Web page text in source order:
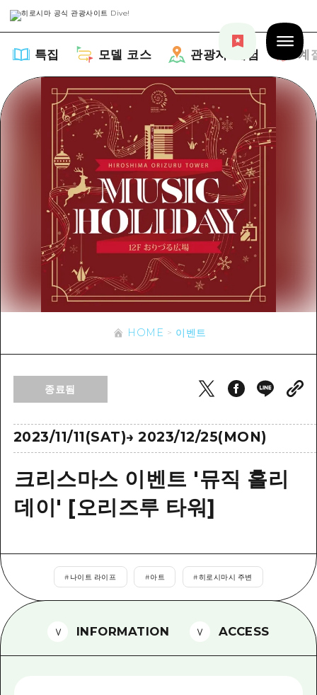
특집 모델 코스 관광지・체험 계
특집
목록
추천
아트
이벤트/축제
음식/술
사이클링
나이트 라이프
세계유산
배움과 체험
기준
치유
모델 코스
목록
Dive! Hiroshima 공식 가이드
Hiroshima Moshimo Travel
아키(安芸)
빈고(備後)
게이호쿠(芸北)
야마구치(山口)현 동부
당일치기
반나절
2박 3일
관광지・체험
목록
히로시마시 주변
아키(安芸)
미야지마(宮島) 주변
야마구치(山口)현 동부
에히메(愛媛)현
계절 정보
목록
접근
보조 트래픽 요약
시설 혼잡 상황
히로시마 OMOTENASHI 패스
HIROSHIMA FREE Wi-Fi
외국인 여행자용 거리 관광안내소
자원봉사 가이드
히로시마현내 매력을 동영상으로 소개!
HOME
HOME 이벤트
종료됨
2023/11/11(SAT)→2023/12/25(MON)
크리스마스 이벤트 '뮤직 홀리
데이' [오리즈루 타워]
# 나이트 라이프 #아트 #히로시마시 주변
INFORMATION ACCESS